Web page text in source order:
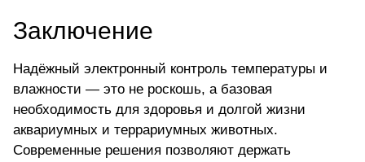
Заключение
Надёжный электронный контроль температуры и
влажности — это не роскошь, а базовая
необходимость для здоровья и долгой жизни
аквариумных и террариумных животных.
Современные решения позволяют держать